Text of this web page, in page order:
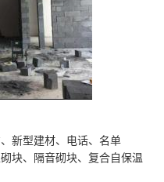
新型建材、电话、名单
块、隔音砌块、复合自保温